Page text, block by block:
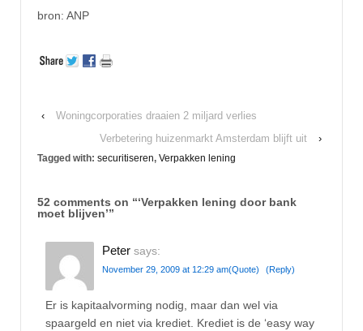
bron: ANP
‹
Woningcorporaties draaien 2 miljard verlies
Verbetering huizenmarkt Amsterdam blijft uit
›
Tagged with: securitiseren, Verpakken lening
52 comments on “‘Verpakken lening door bank
moet blijven’”
Peter says:
November 29, 2009 at 12:29 am(Quote) (Reply)
Er is kapitaalvorming nodig, maar dan wel via
spaargeld en niet via krediet. Krediet is de ‘easy way